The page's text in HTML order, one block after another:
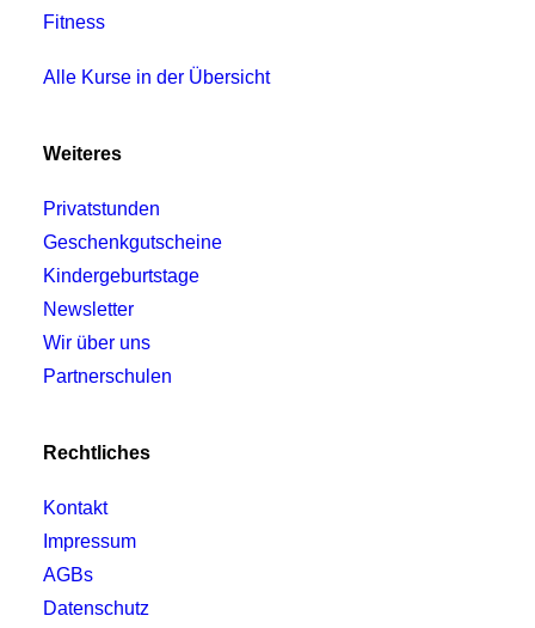
Fitness
Alle Kurse in der Übersicht
Weiteres
Privatstunden
Geschenkgutscheine
Kindergeburtstage
Newsletter
Wir über uns
Partnerschulen
Rechtliches
Kontakt
Impressum
AGBs
Datenschutz